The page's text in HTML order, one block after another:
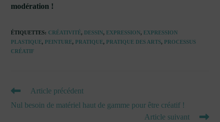
modération !
ÉTIQUETTES: CRÉATIVITÉ, DESSIN, EXPRESSION, EXPRESSION
PLASTIQUE, PEINTURE, PRATIQUE, PRATIQUE DES ARTS, PROCESSUS
CRÉATIF
READ
ARTICLES
Article précédent
Nul besoin de matériel haut de gamme pour être créatif !
Article suivant